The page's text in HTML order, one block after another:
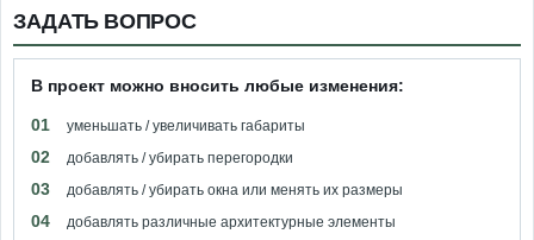
ЗАДАТЬ ВОПРОС
В проект можно вносить любые изменения:
01 уменьшать / увеличивать габариты
02 добавлять / убирать перегородки
03 добавлять / убирать окна или менять их размеры
04 добавлять различные архитектурные элементы